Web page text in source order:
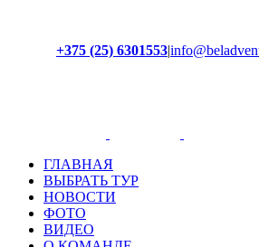
+375 (25) 6301553|
ГЛАВНАЯ
ВЫБРАТЬ ТУР
НОВОСТИ
ФОТО
ВИДЕО